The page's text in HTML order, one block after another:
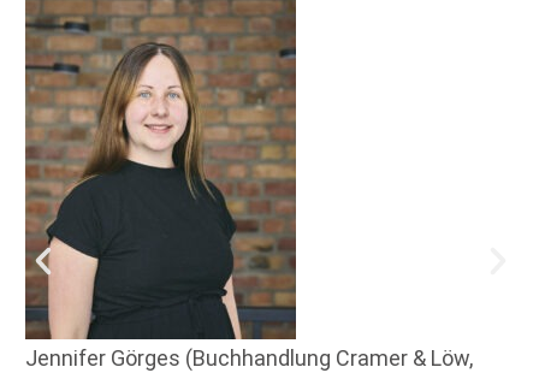
Jennifer Görges (Buchhandlung Cramer & Löw,